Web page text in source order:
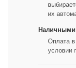
их
Наличными
Оплата в
условии